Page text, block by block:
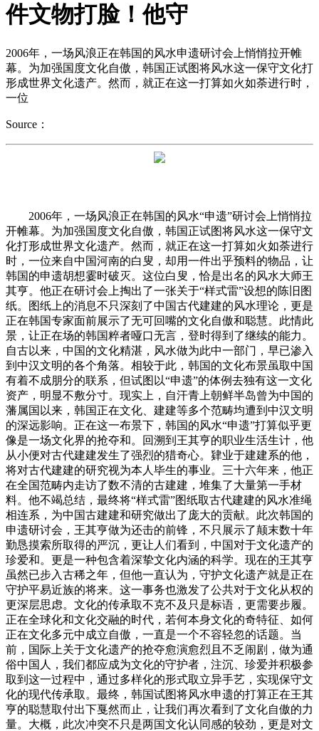
件文物打脸！他守
2006年，一场风浪正在韩国的风水申遗研讨会上悄悄拉开帷
幕。为加强国度文化自傲，韩国正试图将风水这一保守文化打
形成世界文化遗产。然而，就正在这一打算如火如荼进行时，
一位
Source：
2006年，一场风浪正在韩国的风水“申遗”研讨会上悄悄拉
开帷幕。为加强国度文化自傲，韩国正试图将风水这一保守文
化打形成世界文化遗产。然而，就正在这一打算如火如荼进行
时，一位来自中国河南的白叟，却用一件出乎预料的物品，让
韩国的申遗胡想霎时破灭。这位白叟，恰是出名的风水大师王
其亨。他正在研讨会上掏出了一张关于“样式雷”设想的陈旧图
纸。图纸上的消息不只深刻了中国古代建建的风水理论，更是
正在韩国专家面前展示了无可回嘴的文化自傲和聪慧。此情此
景，让正在场的韩国粹者哑口无言，登时得到了继续的能力。
自古以来，中国的文化精湛，风水做为此中一部门，早已渗入
到中汉文明的各个角落。相较于此，韩国的文化布景虽取中国
有着不成朋分的联系，但试图以“申遗”的体例去独有这一文化
资产，明显不敷分寸。现实上，自汗青上朝鲜半岛曾为中国的
藩属国以来，韩国正在文化、建建等多个范畴均遭到中汉文明
的深远影响。正在这一布景下，韩国的风水“申遗”打算似乎更
像是一场文化界的抢夺和。回溯到王其亨的职业生活生计，他
从小便对古代建建发生了强烈的猎奇心。肄业于建建系的他，
将对古代建建的研究视为本人毕生的事业。三十六年来，他正
在全国范畴内走访了数不清的古建建，堆集了大量第一手材
料。他不竭总结，最终将“样式雷”图纸取古代建建的风水准绳
相连系，为中国古建建和研究做出了庞大的贡献。此次韩国的
申遗研讨会，王其亨做为还击的前锋，不只展示了颠末数十年
勤恳摸索所取得的严沉，更让人们看到，中国对于文化遗产的
珍爱和。更是一种包含着深挚文化内涵的科学。现在的王其亨
虽然已步入古稀之年，但他一直认为，守护文化遗产就是正在
守护平易近族的将来。这一事务也激发了公共对于文化从权的
更深层思虑。文化的传承取不克不及只是标语，更需要步履。
正在全球化和文化交融的时代，若何本身文化的奇特征、如何
正在文化多元中成立自傲，一直是一个不容轻忽的话题。当
前，国际上关于文化遗产的抢夺愈演愈烈且不乏闹剧，做为通
俗中国人，我们都应成为文化的守护者，注沉、珍爱并积极参
取到这一过程中，通过多样化的形式取立异手艺，实现保守文
化的现代传承取。最终，韩国试图将风水申遗的打算正在王其
亨的聪慧取付出下戛然而止，让我们再次看到了文化自傲的力
量。大概，此次冲突不只是两国文化认同感的较劲，更是对文